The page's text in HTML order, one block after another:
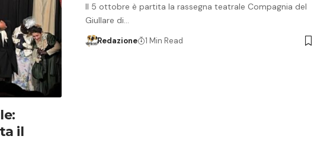
il
Il 5 ottobre è partita la rassegna teatrale Compagnia del
Giullare di…
Redazione 1 Min Read